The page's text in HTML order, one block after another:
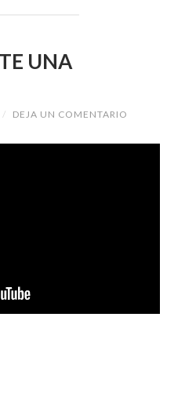
UNA
/ DEJA UN COMENTARIO